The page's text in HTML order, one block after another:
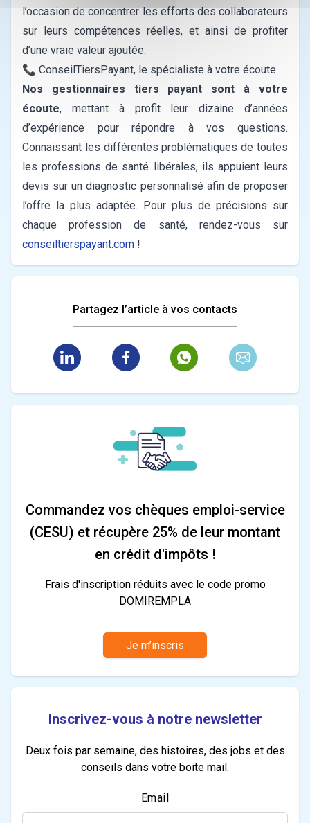
l’occasion de concentrer les efforts des collaborateurs
sur leurs compétences réelles, et ainsi de profiter
d’une vraie valeur ajoutée.
📞 ConseilTiersPayant, le spécialiste à votre écoute
Nos gestionnaires tiers payant sont à votre
écoute, mettant à profit leur dizaine d’années
d’expérience pour répondre à vos questions.
Connaissant les différentes problématiques de toutes
les professions de santé libérales, ils appuient leurs
devis sur un diagnostic personnalisé afin de proposer
l’offre la plus adaptée. Pour plus de précisions sur
chaque profession de santé, rendez-vous sur
conseiltierspayant.com !
Partagez l’article à vos contacts
Commandez vos chèques emploi-service
(CESU) et récupère 25% de leur montant
en crédit d'impôts !
Frais d'inscription réduits avec le code promo
DOMIREMPLA
Je m’inscris
Inscrivez-vous à notre newsletter
Deux fois par semaine, des histoires, des jobs et des
conseils dans votre boite mail.
Email